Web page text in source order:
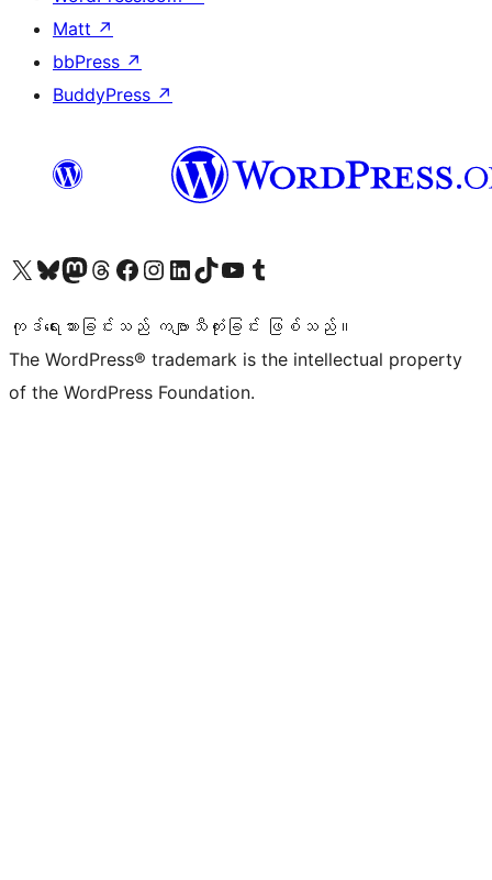
Matt ↗
bbPress ↗
BuddyPress ↗
ကျွန်ုပ်တို့၏ X (ယခင် Twitter) အကောင့်သို့ သွားရောက်ကြည့်ရှုပါကျွန်ုပ်တို့၏ Bluesky အကောင့်သို့ ဝင်ရောက်ကြည့်ရှုရန်
ကျွန်ုပ်တို့၏ Mastodon အကောင့်သို့ သွားရောက်ကြည့်ရှုပါကျွန်ုပ်တို့၏ Threads အကောင့်သို့ ဝင်ရောက်ကြည့်ရှုရန်
ကျွန်ုပ်တို့၏ Facebook စာမျက်နှာသို့ သွားရောက်ကြည့်ရှုပါကျွန်ုပ်တို့၏ Instagram အကောင့်သို့ သွားရောက်ကြည့်ရှုပါ ကျွန်ုပ်တို့၏ LinkedIn အကောင့်သို့ သွားရောက်ကြည့်ရှုပါကျွန်ုပ်တို့၏ TikTok အကောင့်သို့ ဝင်ရောက်ကြည့်ရှုရန်
ကျွန်ုပ်တို့၏ YouTube ချန်နယ်သို့ သွားရောက်ကြည့်ရှုပါ ကျွန်ုပ်တို့၏ Tumblr အကောင့်သို့ ဝင်ရောက်ကြည့်ရှုရန်
ကုဒ်ရေးသားခြင်းသည် ကဗျာသီကုံးခြင်း ဖြစ်သည်။
The WordPress® trademark is the intellectual property
of the WordPress Foundation.